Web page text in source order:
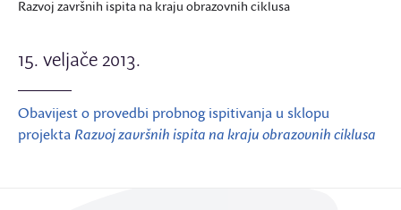
Razvoj završnih ispita na kraju obrazovnih ciklusa
15. veljače 2013.
Obavijest o provedbi probnog ispitivanja u sklopu
projekta Razvoj završnih ispita na kraju obrazovnih ciklusa